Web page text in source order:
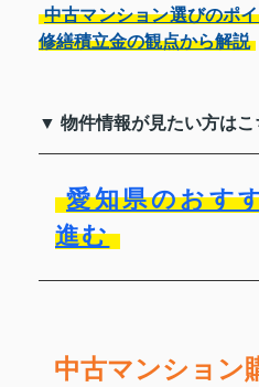
中古マンション選びのポ
修繕積立金の観点から解説
▼ 物件情報が見たい方は
愛知県のおす
進む
中古マンション